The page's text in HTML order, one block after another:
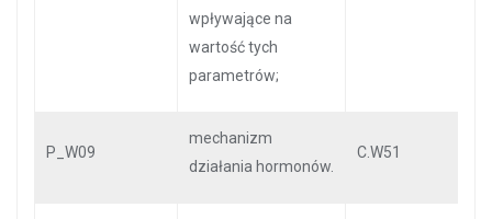
wpływające na
wartość tych
parametrów;
P_W09
mechanizm
działania hormonów.
C.W51